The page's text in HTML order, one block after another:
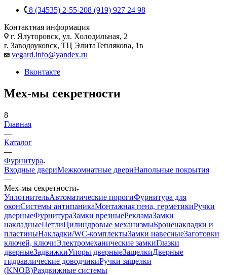
8 (34535) 2-55-208 (919) 927 24 98
Контактная информация
г. Ялуторовск, ул. Холодильная, 2
г. Заводоуковск, ​ТЦ Элита​Теплякова, 1в
vegard.info@yandex.ru
Вконтакте
Мех-мы секретности
8
Главная
—
Каталог
—
Фурнитура
Входные двериМежкомнатные двериНапольные покрытия
—
Мех-мы секретности
УплотнительАвтоматические порогиФурнитура для
оконСистемы антипаникаМонтажная пена, герметикиРучки
дверныеФурнитураЗамки врезныеРекламаЗамки
накладныеПетлиЦилиндровые механизмыБроненакладки и
пластиныНакладки/WC-комплектыЗамки навесныеЗаготовки
ключей, ключиЭлектромеханические замкиГлазки
дверныеЗадвижкиУпоры дверныеЗащелкиДверные
гидравлические доводчикиРучки защелки
(KNOB)Раздвижные системы